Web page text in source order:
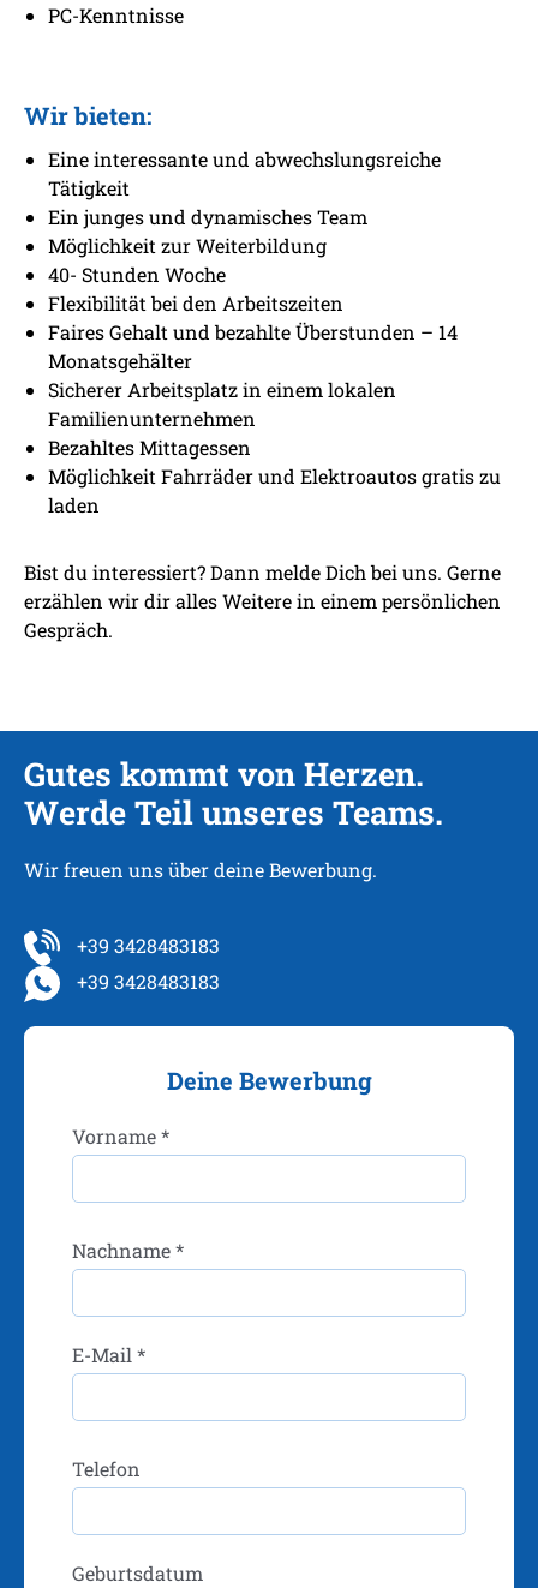
PC-Kenntnisse
Wir bieten:
Eine interessante und abwechslungsreiche
Tätigkeit
Ein junges und dynamisches Team
Möglichkeit zur Weiterbildung
40- Stunden Woche
Flexibilität bei den Arbeitszeiten
Faires Gehalt und bezahlte Überstunden – 14
Monatsgehälter
Sicherer Arbeitsplatz in einem lokalen
Familienunternehmen
Bezahltes Mittagessen
Möglichkeit Fahrräder und Elektroautos gratis zu
laden
Bist du interessiert? Dann melde Dich bei uns. Gerne
erzählen wir dir alles Weitere in einem persönlichen
Gespräch.
Deine Bewerbung
Vorname *
Nachname *
E-Mail *
Telefon
Geburtsdatum
Gutes kommt von Herzen.
Werde Teil unseres Teams.
Wir freuen uns über deine Bewerbung.
+39 3428483183
+39 3428483183